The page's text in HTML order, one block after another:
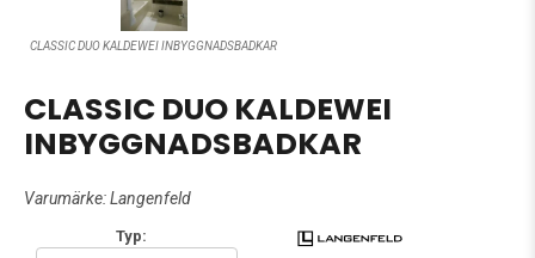
CLASSIC DUO KALDEWEI INBYGGNADSBADKAR
CLASSIC DUO KALDEWEI
INBYGGNADSBADKAR
Varumärke:Langenfeld
Typ: